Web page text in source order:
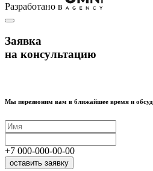
Разработано в
Заявка
на консультацию
Мы перезвоним вам в ближайшее время и
+7 000-000-00-00
оставить заявку